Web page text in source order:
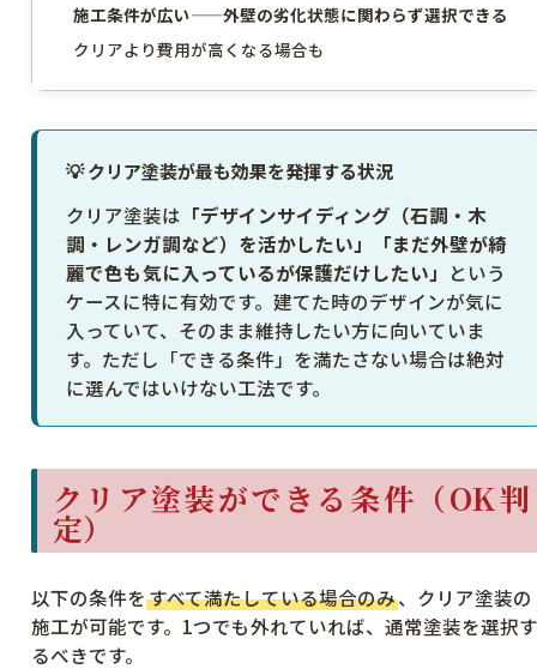
施工条件が広い——外壁の劣化状態に関わらず選択できる
クリアより費用が高くなる場合も
💡 クリア塗装が最も効果を発揮する状況
クリア塗装は 「デザインサイディング（石調・木
調・レンガ調など）を活かしたい」「まだ外壁が綺
麗で色も気に入っているが保護だけしたい」 という
ケースに特に有効です。建てた時のデザインが気に
入っていて、そのまま維持したい方に向いていま
す。ただし「できる条件」を満たさない場合は絶対
に選んではいけない工法です。
クリア塗装ができる条件（OK判
定）
以下の条件をすべて満たしている場合のみ、クリア塗装の
施工が可能です。1つでも外れていれば、通常塗装を選択す
るべきです。